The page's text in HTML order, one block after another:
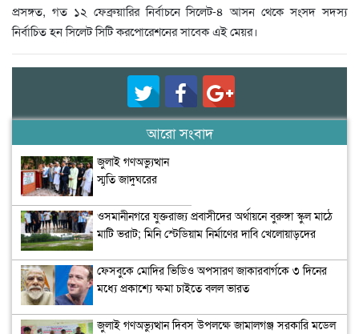
প্রসঙ্গত, গত ১২ ফেব্রুয়ারির নির্বাচনে সিলেট-৪ আসন থেকে সংসদ সদস্য
নির্বাচিত হন সিলেট সিটি করপোরেশনের সাবেক এই মেয়র।
আরো সংবাদ
জুলাই গণঅভ্যুত্থান
স্মৃতি জাদুঘরের
ওসমানীনগরে যুক্তরাজ্য প্রবাসীদের অর্থায়নে বুরুঙ্গা স্কুল মাঠে
মাটি ভরাট; মিনি স্টেডিয়াম নির্মাণের দাবি খেলোয়াড়দের
ফেসবুকে মোদির ভিডিও অপসারণ জাকারবার্গকে ৩ দিনের
মধ্যে প্রকাশ্যে ক্ষমা চাইতে বলল ভারত
জুলাই গণঅভ্যুত্থান দিবস উপলক্ষে জামালগঞ্জ সরকারি মডেল